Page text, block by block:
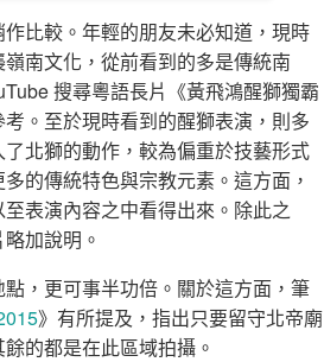
比較。年輕的朋友未必知道，現時
南文化，從前看到的多是傳統南
搜尋粵語長片《黃飛鴻醒獅獨霸
。至於現時看到的醒獅表演，則多
北獅的動作，較為偏重於技藝形式
的傳統特色與宗教元素。這方面，
表演內容之中看得出來。除此之
加說明。
，更可事半功倍。關於這方面，筆
》有所提及，指出只要留守北帝廟
的都是在此區域拍攝。